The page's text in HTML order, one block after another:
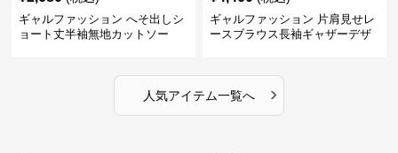
ギャルファッション へそ出しシ
ョート丈半袖無地カットソー
ギャルファッション 片肩見せレ
ースブラウス長袖ギャザーデザ
人気アイテム一覧へ ›